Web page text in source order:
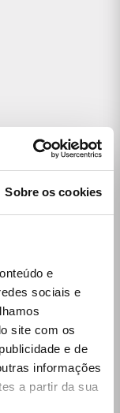
Sobre os cookies
e
sociais e
site com os
e de
informações
a partir da sua